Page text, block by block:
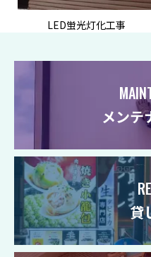
LED蛍光灯化工事
メンテ
貸